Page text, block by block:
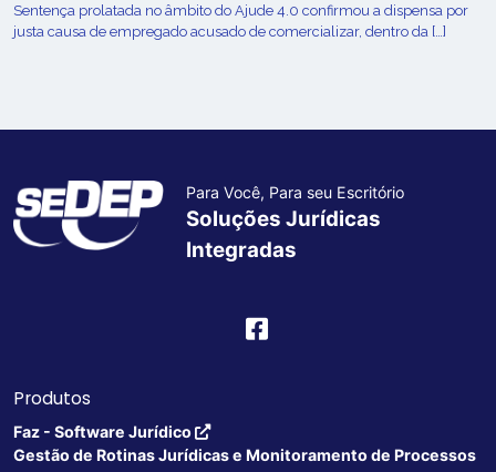
Sentença prolatada no âmbito do Ajude 4.0 confirmou a dispensa por
justa causa de empregado acusado de comercializar, dentro da […]
Para Você, Para seu Escritório
Soluções Jurídicas
Integradas
Produtos
Faz - Software Jurídico
Gestão de Rotinas Jurídicas e Monitoramento de Processos